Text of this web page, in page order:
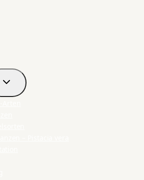
Untermenü
umschalten